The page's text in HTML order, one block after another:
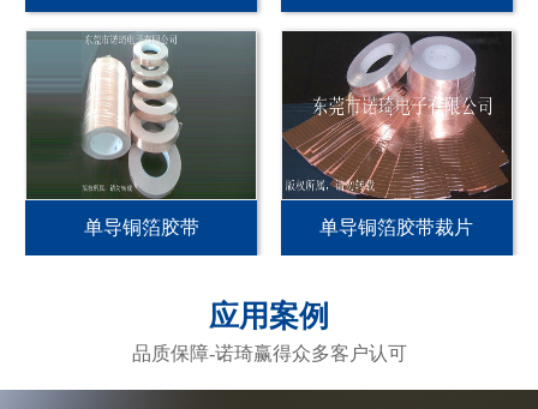
单导铜箔胶带 单导铜箔胶带裁片
应用案例
品质保障-诺琦赢得众多客户认可